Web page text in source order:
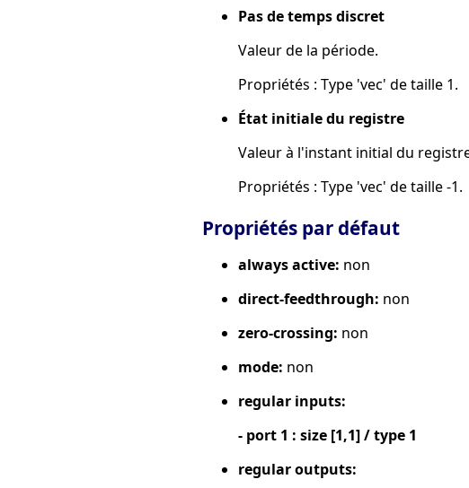
Pas de temps discret
Valeur de la période.
Propriétés : Type 'vec' de taille 1.
État initiale du registre
Valeur à l'instant initial du
Propriétés : Type 'vec' de taille -1.
Propriétés par défaut
always active: non
direct-feedthrough: non
zero-crossing: non
mode: non
regular inputs:
- port 1 : size [1,1] / type 1
regular outputs: